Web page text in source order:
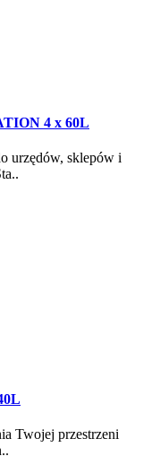
4 x 60L
urzędów, sklepów i
Twojej przestrzeni